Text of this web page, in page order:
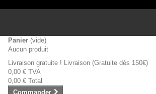
Panier (vide)
Aucun produit
Livraison gratuite ! Livraison (Gratuite dès 150€)
0,00 € TVA
0,00 € Total
Commander